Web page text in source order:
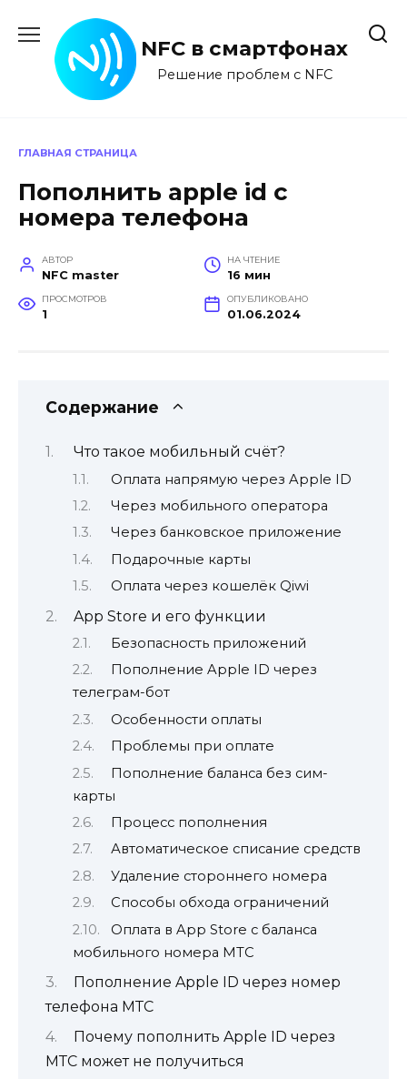
содержанию
NFC в смартфонах
Решение проблем с NFC
ГЛАВНАЯ СТРАНИЦА
Пополнить apple id с
номера телефона
АВТОР
NFC master
НА ЧТЕНИЕ
16 мин
ПРОСМОТРОВ
1
ОПУБЛИКОВАНО
01.06.2024
Содержание
Что такое мобильный счёт?
Оплата напрямую через Apple ID
Через мобильного оператора
Через банковское приложение
Подарочные карты
Оплата через кошелёк Qiwi
App Store и его функции
Безопасность приложений
Пополнение Apple ID через
телеграм-бот
Особенности оплаты
Проблемы при оплате
Пополнение баланса без сим-
карты
Процесс пополнения
Автоматическое списание средств
Удаление стороннего номера
Способы обхода ограничений
Оплата в App Store с баланса
мобильного номера МТС
Пополнение Apple ID через номер
телефона МТС
Почему пополнить Apple ID через
МТС может не получиться